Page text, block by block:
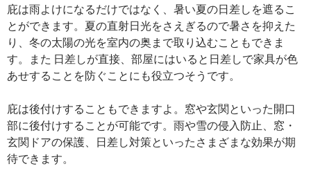
庇は雨よけになるだけではなく、暑い夏の日差しを遮るこ
とができます。夏の直射日光をさえぎるので暑さを抑えた
り、冬の太陽の光を室内の奥まで取り込むこともできま
す。また 日差しが直接、部屋にはいると日差しで家具が色
あせすることを防ぐことにも役立つそうです。
庇は後付けすることもできますよ。窓や玄関といった開口
部に後付けすることが可能です。雨や雪の侵入防止、窓・
玄関ドアの保護、日差し対策といったさまざまな効果が期
待できます。